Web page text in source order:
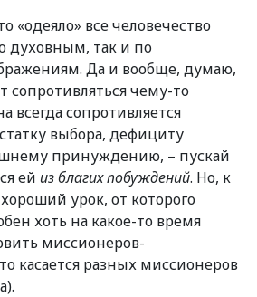
«одеяло» все человечество
духовным, так и по
Да и вообще, думаю,
сопротивляться чему-то
всегда сопротивляется
выбора, дефициту
принуждению, – пускай
ей из благих побуждений. Но, к
урок, от которого
хоть на какое-то время
миссионеров-
касается разных миссионеров